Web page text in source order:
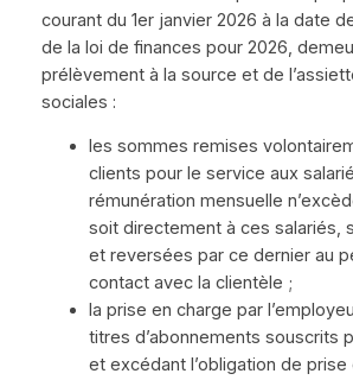
courant du 1er janvier 2026 à la date
de la loi de finances pour 2026,
prélèvement à la source et de
sociales :
les sommes remises
clients pour le service aux
rémunération mensuelle
soit directement à ces salariés,
et reversées par ce dernier au
contact avec la clientèle ;
la prise en charge par
titres d’abonnements souscrits
et excédant l’obligation de prise